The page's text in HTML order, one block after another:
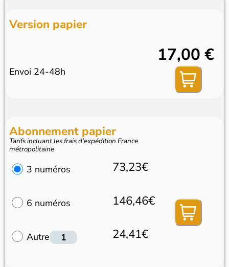
Version papier
Envoi 24-48h
17,00 €
Abonnement papier
Tarifs incluant les frais d'expédition France
métropolitaine
3 numéros 73,23€
6 numéros 146,46€
Autre 24,41€